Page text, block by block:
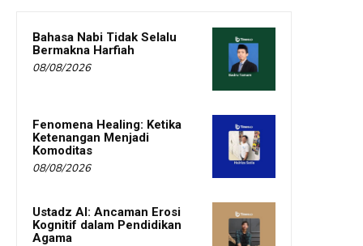
Bahasa Nabi Tidak Selalu
Bermakna Harfiah
08/08/2026
Fenomena Healing: Ketika
Ketenangan Menjadi
Komoditas
08/08/2026
Ustadz AI: Ancaman Erosi
Kognitif dalam Pendidikan
Agama